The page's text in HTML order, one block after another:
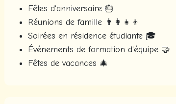
Fêtes d'anniversaire 🎂
Réunions de famille 👨‍👩‍👧‍👦
Soirées en résidence étudiante 🎓
Événements de formation d'équipe 🤝
Fêtes de vacances 🎄